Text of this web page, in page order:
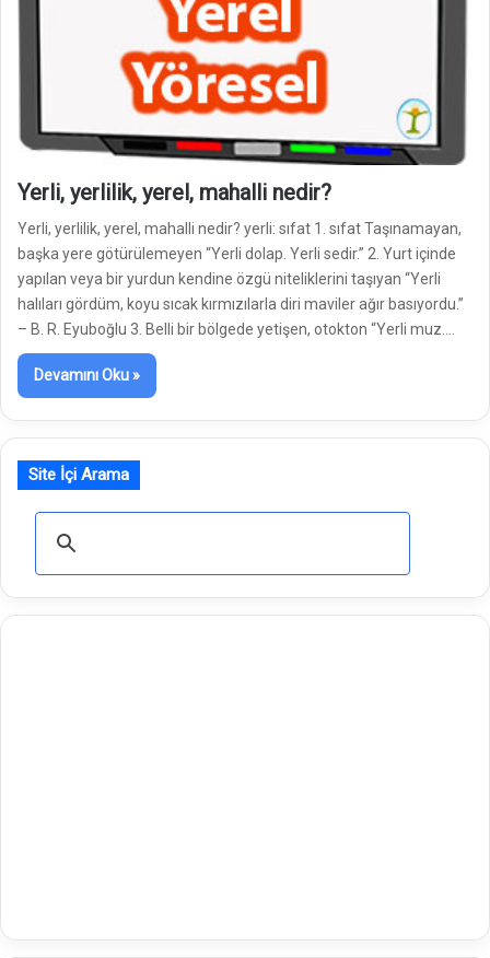
Yerli, yerlilik, yerel, mahalli nedir?
Yerli, yerlilik, yerel, mahalli nedir? yerli: sıfat 1. sıfat Taşınamayan,
başka yere götürülemeyen “Yerli dolap. Yerli sedir.” 2. Yurt içinde
yapılan veya bir yurdun kendine özgü niteliklerini taşıyan “Yerli
halıları gördüm, koyu sıcak kırmızılarla diri maviler ağır basıyordu.”
– B. R. Eyuboğlu 3. Belli bir bölgede yetişen, otokton “Yerli muz.…
Devamını Oku »
Site İçi Arama